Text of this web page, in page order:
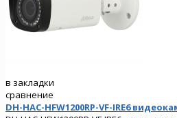
в закладки
сравнение
DH-HAC-HFW1200RP-VF-IRE6